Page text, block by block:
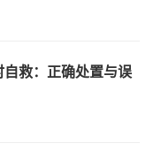
救：正确处置与误